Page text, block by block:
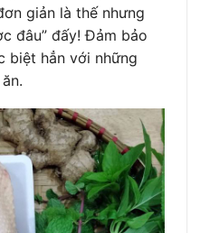
giản là thế nhưng
đâu” đấy! Đảm bảo
biệt hẳn với những